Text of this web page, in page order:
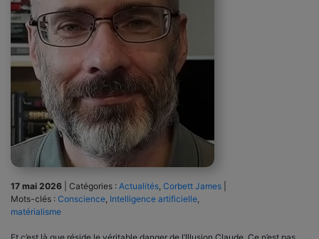
17 mai 2026 Catégories : Actualités Corbett James
Mots-clés : Conscience Intelligence artificielle
matérialisme